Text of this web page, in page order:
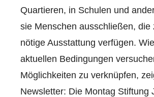
Quartieren, in Schulen und
sie Menschen ausschließen,
nötige Ausstattung verfügen.
aktuellen Bedingungen
Möglichkeiten zu verknüpfen,
Newsletter: Die Montag Stiftung